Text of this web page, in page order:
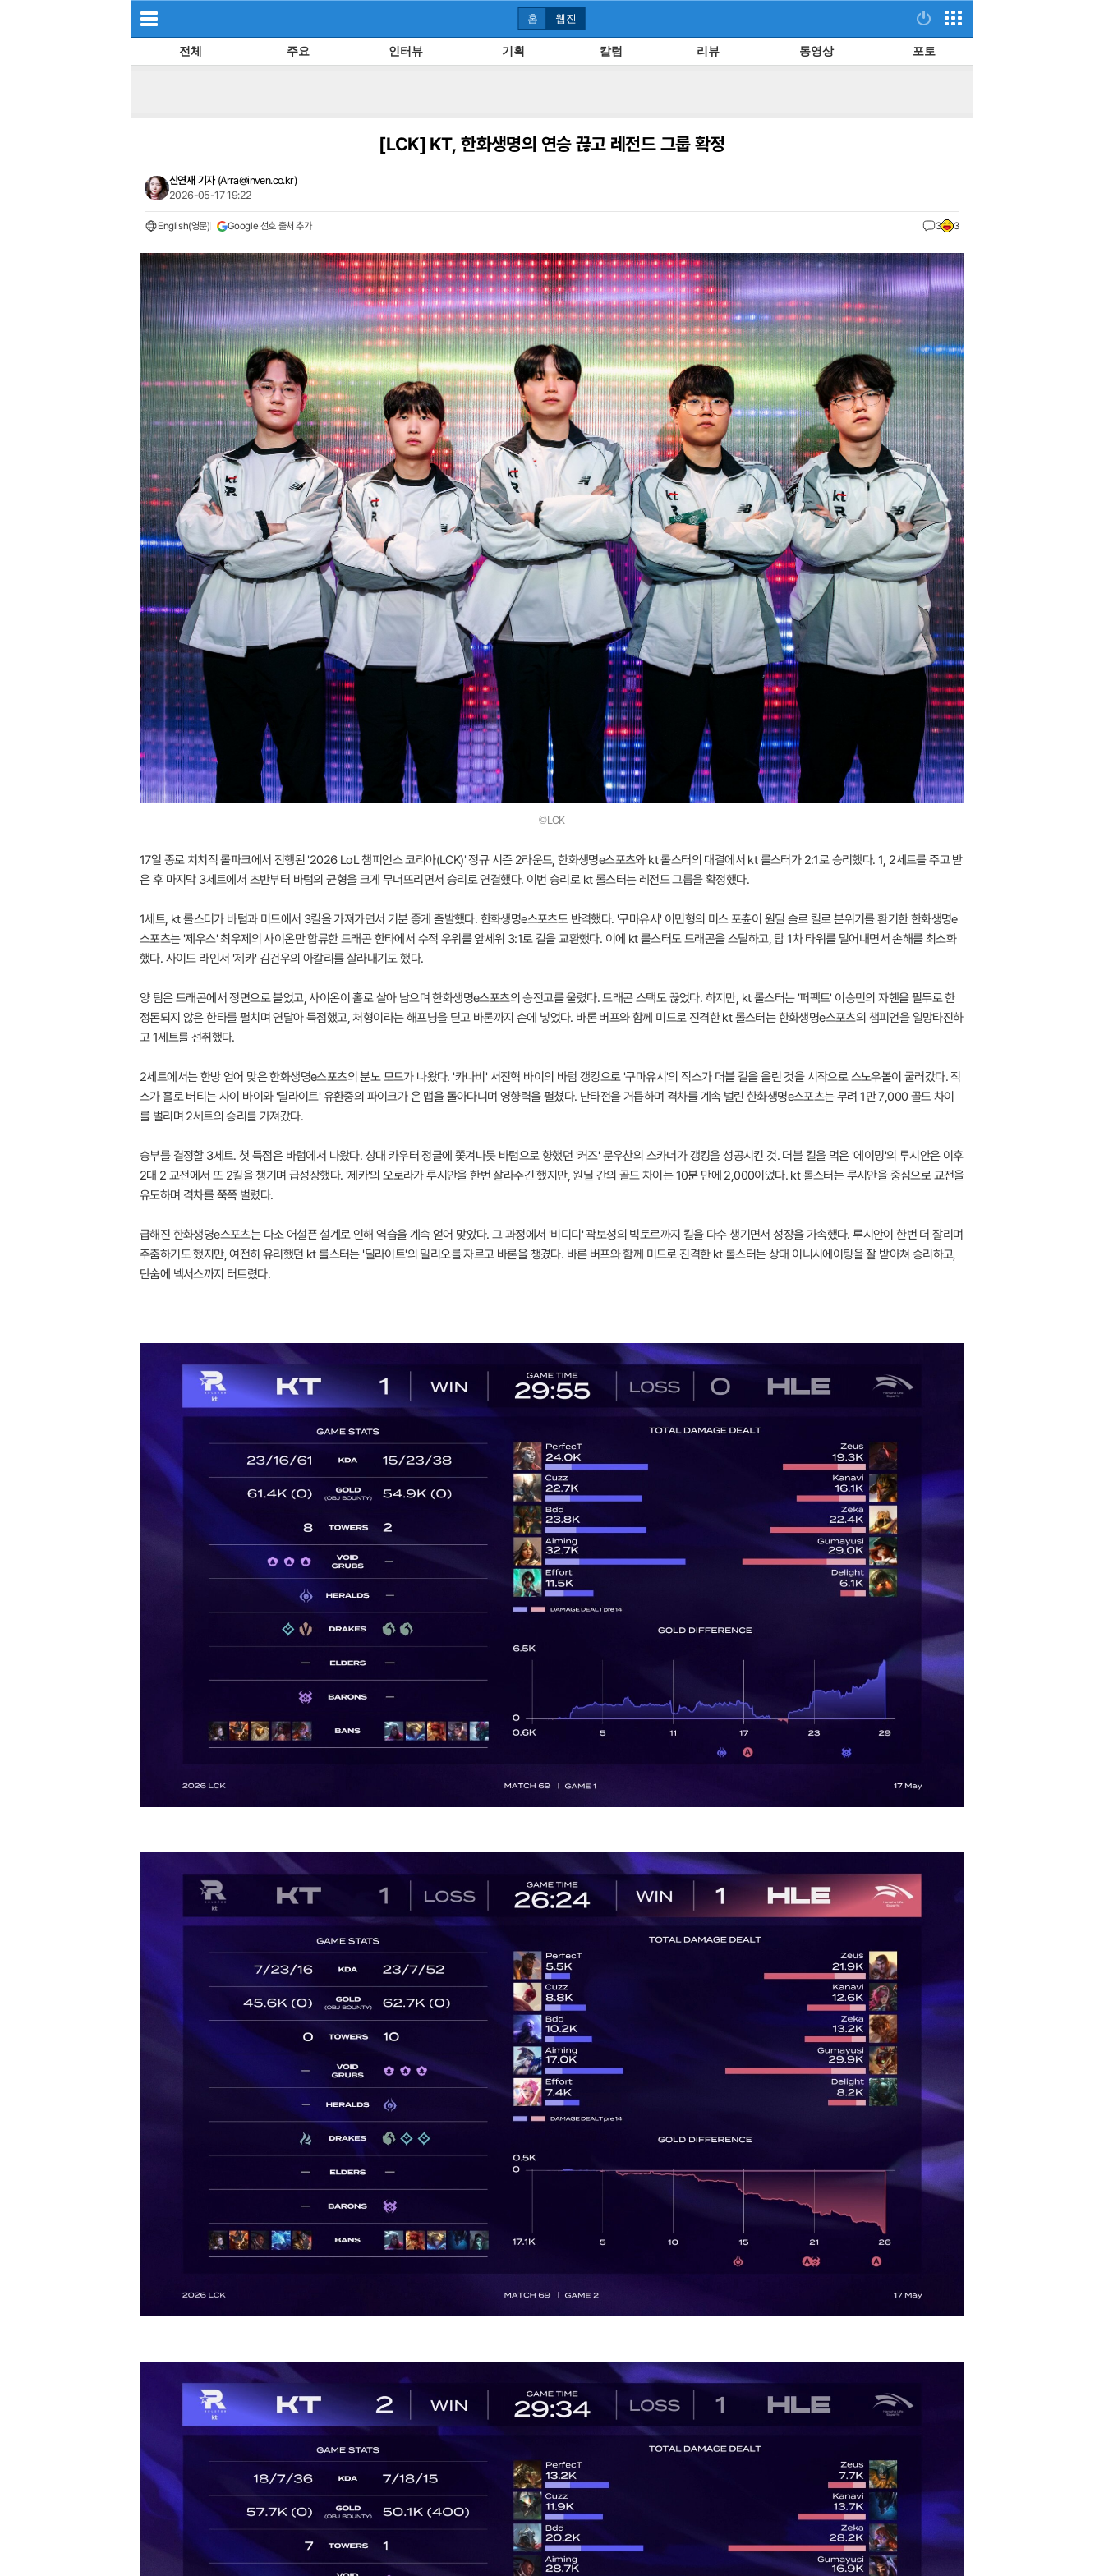
홈 웹진
전체 주요 인터뷰 기획 칼럼 리뷰 동영상 포토
[LCK]KT, 한화생명의 연승 끊고 레전드 그룹 확정
신연재 기자 (Arra@inven.co.kr)
2026-05-17 19:22
English(영문) Google 선호 출처 추가 3 3
©LCK
17일 종로 치치직 롤파크에서 진행된 '2026 LoL 챔피언스 코리아(LCK)' 정규 시즌 2라운드, 한화생명e스포츠와 kt 롤스터의 대결에서 kt 롤스터가 2:1로 승리했다. 1, 2세트를 주고 받
은 후 마지막 3세트에서 초반부터 바텀의 균형을 크게 무너뜨리면서 승리로 연결했다. 이번 승리로 kt 롤스터는 레전드 그룹을 확정했다.
1세트, kt 롤스터가 바텀과 미드에서 3킬을 가져가면서 기분 좋게 출발했다. 한화생명e스포츠도 반격했다. '구마유시' 이민형의 미스 포츈이 원딜 솔로 킬로 분위기를 환기한 한화생명e
스포츠는 '제우스' 최우제의 사이온만 합류한 드래곤 한타에서 수적 우위를 앞세워 3:1로 킬을 교환했다. 이에 kt 롤스터도 드래곤을 스틸하고, 탑 1차 타워를 밀어내면서 손해를 최소화
했다. 사이드 라인서 '제카' 김건우의 아칼리를 잘라내기도 했다.
양 팀은 드래곤에서 정면으로 붙었고, 사이온이 홀로 살아 남으며 한화생명e스포츠의 승전고를 울렸다. 드래곤 스택도 끊었다. 하지만, kt 롤스터는 '퍼펙트' 이승민의 자헨을 필두로 한
정돈되지 않은 한타를 펼치며 연달아 득점했고, 처형이라는 해프닝을 딛고 바론까지 손에 넣었다. 바론 버프와 함께 미드로 진격한 kt 롤스터는 한화생명e스포츠의 챔피언을 일망타진하
고 1세트를 선취했다.
2세트에서는 한방 얻어 맞은 한화생명e스포츠의 분노 모드가 나왔다. '카나비' 서진혁 바이의 바텀 갱킹으로 '구마유시'의 직스가 더블 킬을 올린 것을 시작으로 스노우볼이 굴러갔다. 직
스가 홀로 버티는 사이 바이와 '딜라이트' 유환중의 파이크가 온 맵을 돌아다니며 영향력을 펼쳤다. 난타전을 거듭하며 격차를 계속 벌린 한화생명e스포츠는 무려 1만 7,000 골드 차이
를 벌리며 2세트의 승리를 가져갔다.
승부를 결정할 3세트. 첫 득점은 바텀에서 나왔다. 상대 카우터 정글에 쫓겨나듯 바텀으로 향했던 '커즈' 문우찬의 스카너가 갱킹을 성공시킨 것. 더블 킬을 먹은 '에이밍'의 루시안은 이후
2대 2 교전에서 또 2킬을 챙기며 급성장했다. '제카'의 오로라가 루시안을 한번 잘라주긴 했지만, 원딜 간의 골드 차이는 10분 만에 2,000이었다. kt 롤스터는 루시안을 중심으로 교전을
유도하며 격차를 쭉쭉 벌렸다.
급해진 한화생명e스포츠는 다소 어설픈 설계로 인해 역습을 계속 얻어 맞았다. 그 과정에서 '비디디' 곽보성의 빅토르까지 킬을 다수 챙기면서 성장을 가속했다. 루시안이 한번 더 잘리며
주춤하기도 했지만, 여전히 유리했던 kt 롤스터는 '딜라이트'의 밀리오를 자르고 바론을 챙겼다. 바론 버프와 함께 미드로 진격한 kt 롤스터는 상대 이니시에이팅을 잘 받아쳐 승리하고,
단숨에 넥서스까지 터트렸다.